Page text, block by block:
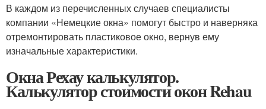
В каждом из перечисленных случаев специалисты
компании «Немецкие окна» помогут быстро и наверняка
отремонтировать пластиковое окно, вернув ему
изначальные характеристики.
Окна Рехау калькулятор.
Калькулятор стоимости окон Rehau